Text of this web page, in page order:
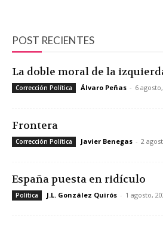
POST RECIENTES
La doble moral de la
Corrección Política Álvaro Peñas - 6
Frontera
Corrección Política Javier Benegas - 2
España puesta en ridículo
Política J.L. González Quirós - 1 agosto,